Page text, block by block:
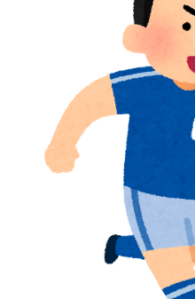
救助されて人の脚の下に
海外「さすが日本！」
海外の反応：鈴木誠也が
大谷ドジャース撃破に
た」とカブスファン絶賛
▶
韓国政府、謝罪をすれ
示するも拒否される＝韓
【スウェーデン-モロッ
け…？【ポーランドボー
外国人「2002年W杯は?
事！W杯予選でレフリ